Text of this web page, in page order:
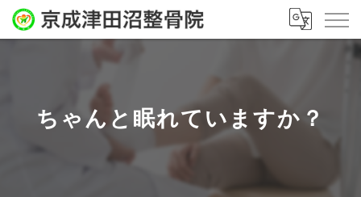
ちゃんと眠れていますか？